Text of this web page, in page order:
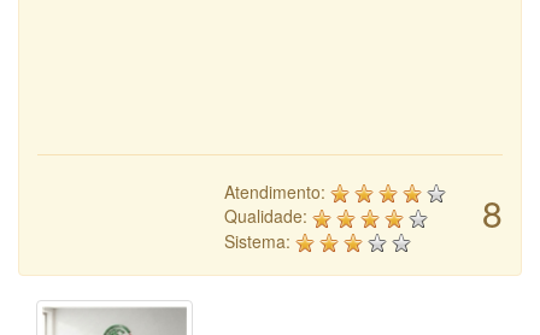
8
Atendimento:
Qualidade:
Sistema: